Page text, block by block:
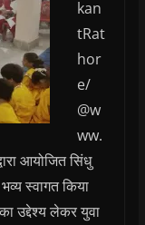
kan
tRat
hor
e/
@w
ww.
आयोजित सिंधु
स्वागत किया
उद्देश्य लेकर युवा